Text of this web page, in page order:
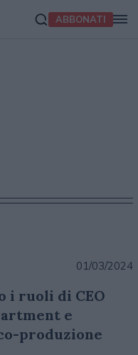
ABBONATI
01/03/2024
i ruoli di CEO
e
produzione